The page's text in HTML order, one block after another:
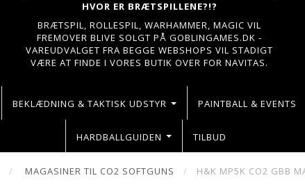
HVOR ER BRÆTSPILLENE?!?
BRÆTSPIL, ROLLESPIL, WARHAMMER, MAGIC VIL
FREMOVER BLIVE SOLGT PÅ GOBLINGAMES.DK -
VAREUDVALGET FRA BEGGE WEBSHOPS VIL STADIGT
VÆRE AT FINDE I VORES BUTIK OVER FOR NAVITAS.
BEKLÆDNING & TAKTISK UDSTYR PAINTBALL & EVENTS
HARDBALLGUIDEN TILBUD
MAGASINER TIL CO2 SOFTGUNS H&K MP5K CO2 GBB